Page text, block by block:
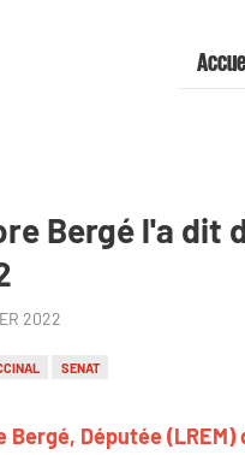
Bergé l'a dit
2022
SENAT
Bergé, Députée